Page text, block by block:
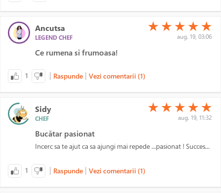
Ancutsa
LEGEND CHEF
(*)
★ (*)
★ (*)
★ (*)
★ (*)
★
aug. 19, 03:06
Ce rumena si frumoasa!
1 | Raspunde | Vezi comentarii (1)
Sidy
CHEF
(*)
★ (*)
★ (*)
★ (*)
★ (*)
★
aug. 19, 11:32
Bucătar pasionat
Incerc sa te ajut ca sa ajungi mai repede ...pasionat ! Succes...
1 | Raspunde | Vezi comentarii (1)